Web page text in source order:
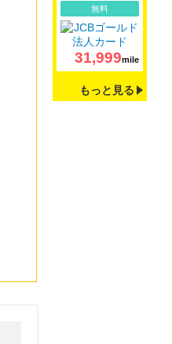
無料
31,999mile
もっと見る